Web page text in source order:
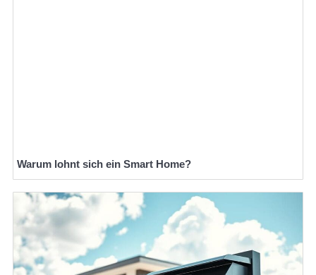
Warum lohnt sich ein Smart Home?